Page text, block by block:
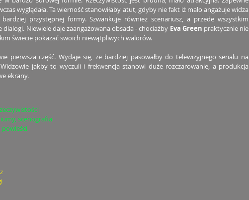
wyglądała. Ta wierność stanowiłaby atut, gdyby nie fakt iż mało angażuje widza
przystępnej formy. Szwankuje również scenariusz, a przede wszystkim
dialogi. Niewiele daje zaangażowana obsada - chociażby Eva Green praktycznie nie
świecie pokazać swoich niewątpliwych walorów.
pierwsza część. Wydaje się, że bardziej pasowałby do telewizyjnego serialu na
jakby to wyczuli i frekwencja stanowi duże rozczarowanie, a produkcja
ekrany.
scenografia
powieści